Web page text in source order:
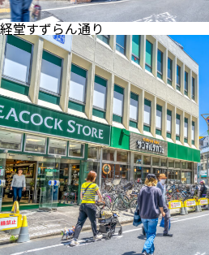
経堂すずらん通り